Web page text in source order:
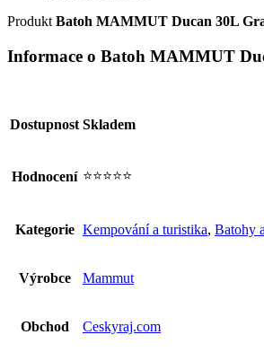
Produkt Batoh MAMMUT Ducan 30L
Informace o Batoh MAMMUT
Dostupnost Skladem
Hodnocení ⭐⭐⭐⭐⭐
Kategorie Kempování a turistika, Batohy
Výrobce Mammut
Obchod Ceskyraj.com